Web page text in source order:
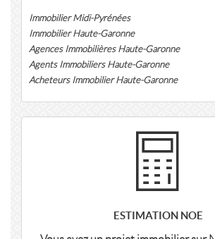
Immobilier Midi-Pyrénées
Immobilier Haute-Garonne
Agences Immobilières Haute-Garonne
Agents Immobiliers Haute-Garonne
Acheteurs Immobilier Haute-Garonne
ESTIMATION NOE